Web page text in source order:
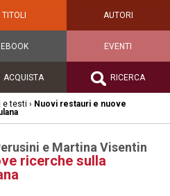
TITOLI AUTORI
EBOOK EVENTI
ACQUISTA RICERCA
e testi › Nuovi restauri e nuove
e Martina Visentin
ricerche sulla